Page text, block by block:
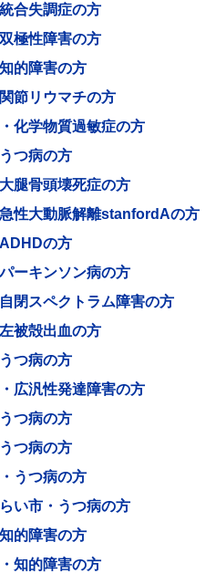
合失調症の方
極性障害の方
的障害の方
節リウマチの方
化学物質過敏症の方
つ病の方
腿骨頭壊死症の方
性大動脈解離stanfordAの方
の方
ーキンソン病の方
閉スペクトラム障害の方
被殻出血の方
つ病の方
広汎性発達障害の方
つ病の方
つ病の方
うつ病の方
い市・うつ病の方
的障害の方
知的障害の方